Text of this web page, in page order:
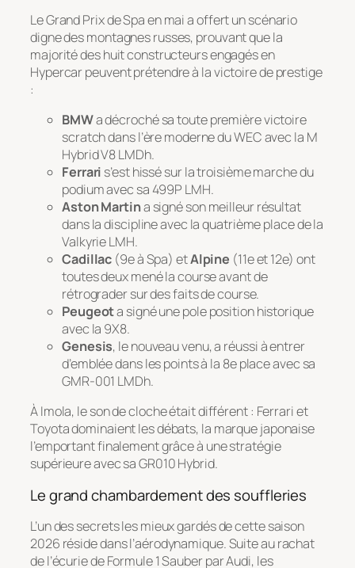
Le Grand Prix de Spa en mai a offert un scénario
digne des montagnes russes, prouvant que la
majorité des huit constructeurs engagés en
Hypercar peuvent prétendre à la victoire de prestige
:
BMWa décroché sa toute première victoire
scratch dans l’ère moderne du WEC avec la M
Hybrid V8 LMDh.
Ferrari s’est hissé sur la troisième marche du
podium avec sa 499P LMH.
Aston Martina signé son meilleur résultat
dans la discipline avec la quatrième place de la
Valkyrie LMH.
Cadillac (9e à Spa) etAlpine (11e et 12e) ont
toutes deux mené la course avant de
rétrograder sur des faits de course.
Peugeota signé une pole position historique
avec la 9X8.
Genesis, le nouveau venu, a réussi à entrer
d’emblée dans les points à la 8e place avec sa
GMR-001 LMDh.
À Imola, le son de cloche était différent : Ferrari et
Toyota dominaient les débats, la marque japonaise
l’emportant finalement grâce à une stratégie
supérieure avec sa GR010 Hybrid.
Le grand chambardement des souffleries
L’un des secrets les mieux gardés de cette saison
2026 réside dans l’aérodynamique. Suite au rachat
de l’écurie de Formule 1 Sauber par Audi, les